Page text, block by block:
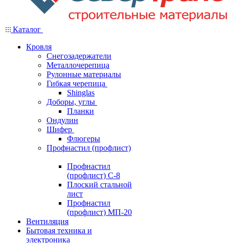
Каталог
Кровля
Снегозадержатели
Металлочерепица
Рулонные материалы
Гибкая черепица
Shinglas
Доборы, углы
Планки
Ондулин
Шифер
Флюгеры
Профнастил (профлист)
Профнастил
(профлист) С-8
Плоский стальной
лист
Профнастил
(профлист) МП-20
Вентиляция
Бытовая техника и
электроника